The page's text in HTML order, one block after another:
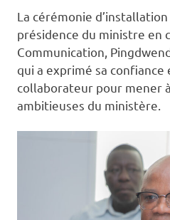
La cérémonie
présidence du ministre en
Communication,
qui a exprimé sa confiance
collaborateur pour mener
ambitieuses du ministère.